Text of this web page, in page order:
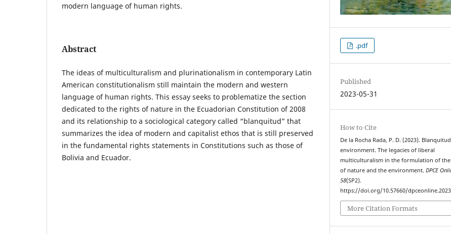
modern language of human rights.
Abstract
The ideas of multiculturalism and plurinationalism in contemporary Latin
American constitutionalism still maintain the modern and western
language of human rights. This essay seeks to problematize the section
dedicated to the rights of nature in the Ecuadorian Constitution of 2008
and its relationship to a sociological category called “blanquitud” that
summarizes the idea of modern and capitalist ethos that is still preserved
in the fundamental rights statements in Constitutions such as those of
Bolivia and Ecuador.
.pdf
Published
2023-05-31
How to Cite
De la Rocha Rada, P. D. (2023).
environment. The legacies of liberal
multiculturalism in the formulation of
of nature and the environment.DPCE
58(SP2).
https://doi.org/10.57660/
More Citation Formats